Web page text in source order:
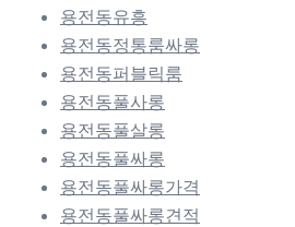
용전동유흥
용전동정통룸싸롱
용전동퍼블릭룸
용전동풀사롱
용전동풀살롱
용전동풀싸롱
용전동풀싸롱가격
용전동풀싸롱견적